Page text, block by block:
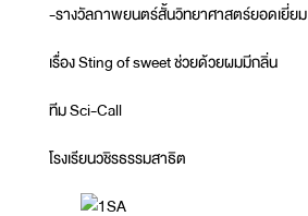
-รางวัลภาพยนตร์สั้นวิทยาศาสตร์ยอดเยี่ยม
เรื่อง Sting of sweet ช่วยด้วยผมมีกลิ่น
ทีม Sci-Call
โรงเรียนวชิรธรรมสาธิต